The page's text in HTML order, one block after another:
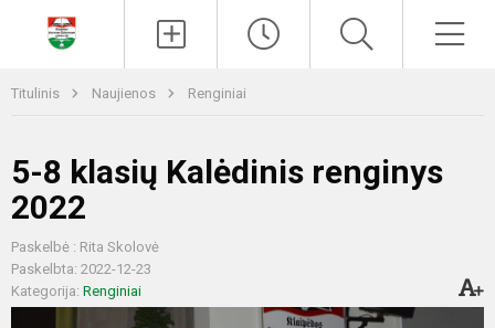
Titulinis Naujienos Renginiai
5-8 klasių Kalėdinis renginys
2022
Paskelbė : Rita Skolovė
Paskelbta: 2022-12-23
Kategorija: Renginiai